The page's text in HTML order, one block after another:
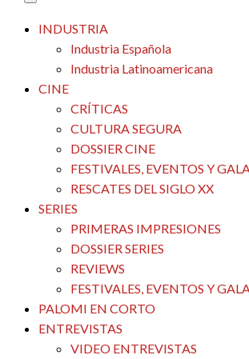
El Palomitrón
Tu espacio de la industria de cine española y
INDUSTRIA
Industria Española
Industria Latinoamericana
CINE
CRÍTICAS
CULTURA SEGURA
DOSSIER CINE
FESTIVALES, EVENTOS Y
RESCATES DEL SIGLO XX
SERIES
PRIMERAS IMPRESIONES
DOSSIER SERIES
REVIEWS
FESTIVALES, EVENTOS Y
PALOMI EN CORTO
ENTREVISTAS
VIDEO ENTREVISTAS